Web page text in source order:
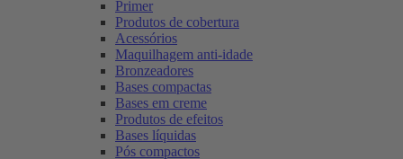
Primer
Produtos de cobertura
Acessórios
Maquilhagem anti-idade
Bronzeadores
Bases compactas
Bases em creme
Produtos de efeitos
Bases líquidas
Pós compactos